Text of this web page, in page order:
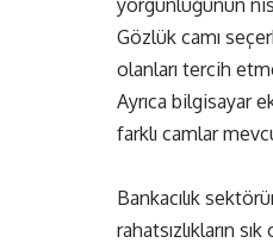
yorgunluğunun
Gözlük camı
olanları tercih
Ayrıca bilgisayar
farklı camlar
Bankacılık
rahatsızlıkların